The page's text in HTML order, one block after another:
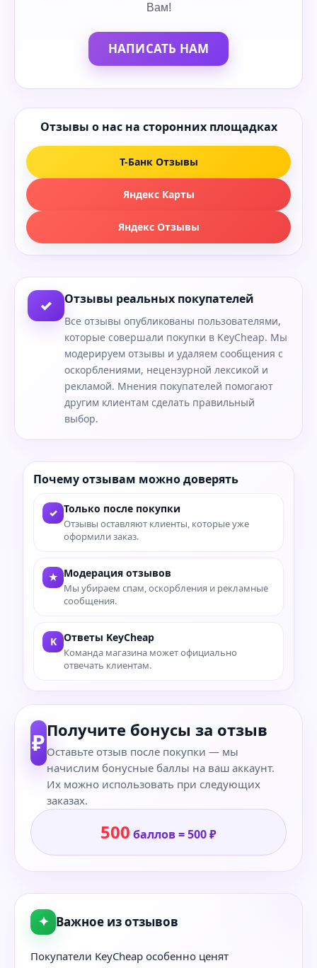
Вам!
НАПИСАТЬ НАМ
Отзывы о нас на сторонних площадках
Т-Банк Отзывы
Яндекс Карты
Яндекс Отзывы
✓ Отзывы реальных покупателей
Все отзывы опубликованы пользователями,
которые совершали покупки в KeyCheap. Мы
модерируем отзывы и удаляем сообщения с
оскорблениями, нецензурной лексикой и
рекламой. Мнения покупателей помогают
другим клиентам сделать правильный
выбор.
Почему отзывам можно доверять
✓ Только после покупки
Отзывы оставляют клиенты, которые уже
оформили заказ.
★ Модерация отзывов
Мы убираем спам, оскорбления и рекламные
сообщения.
K Ответы KeyCheap
Команда магазина может официально
отвечать клиентам.
₽Получите бонусы за отзыв
Оставьте отзыв после покупки — мы
начислим бонусные баллы на ваш аккаунт.
Их можно использовать при следующих
заказах.
500 баллов = 500 ₽
✦ Важное из отзывов
Покупатели KeyCheap особенно ценят